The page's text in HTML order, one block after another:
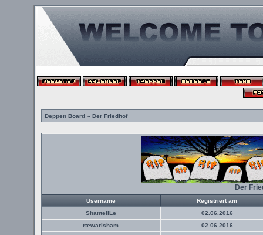
Deppen Board» Der Friedhof
Der
Username
Registriert am
ShantellLe
02.06.2016
rtewarisham
02.06.2016